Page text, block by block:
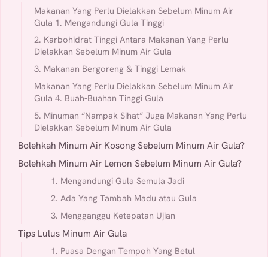
Makanan Yang Perlu Dielakkan Sebelum Minum Air
Gula 1. Mengandungi Gula Tinggi
2. Karbohidrat Tinggi Antara Makanan Yang Perlu
Dielakkan Sebelum Minum Air Gula
3. Makanan Bergoreng & Tinggi Lemak
Makanan Yang Perlu Dielakkan Sebelum Minum Air
Gula 4. Buah-Buahan Tinggi Gula
5. Minuman “Nampak Sihat” Juga Makanan Yang Perlu
Dielakkan Sebelum Minum Air Gula
Bolehkah Minum Air Kosong Sebelum Minum Air Gula?
Bolehkah Minum Air Lemon Sebelum Minum Air Gula?
1. Mengandungi Gula Semula Jadi
2. Ada Yang Tambah Madu atau Gula
3. Mengganggu Ketepatan Ujian
Tips Lulus Minum Air Gula
1. Puasa Dengan Tempoh Yang Betul